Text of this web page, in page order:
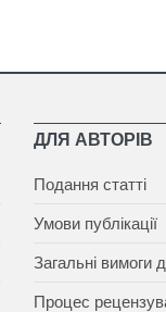
ДЛЯ АВТОРІВ
Подання статті
Умови публікації
Загальні вимоги
Процес